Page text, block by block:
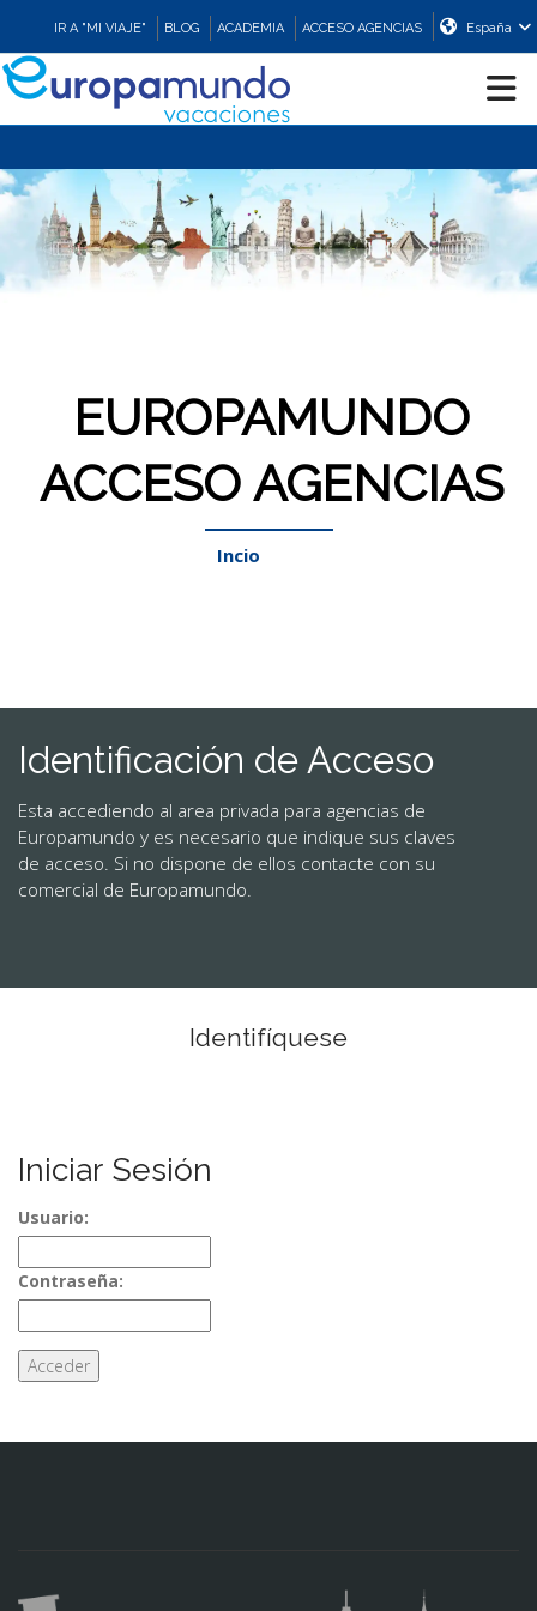
IR A "MI VIAJE" BLOG ACADEMIA ACCESO AGENCIAS España
EUROPA
COMPRAR
EUROPAMUNDO
ACCESO AGENCIAS
Incio
Identificación de Acceso
Esta accediendo al area privada para agencias de
Europamundo y es necesario que indique sus claves
de acceso. Si no dispone de ellos contacte con su
comercial de Europamundo.
Identifíquese
Iniciar Sesión
Usuario:
Contraseña: